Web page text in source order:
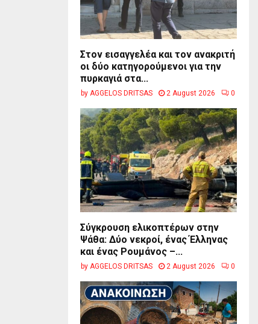
Στον εισαγγελέα και τον ανακριτή
οι δύο κατηγορούμενοι για την
πυρκαγιά στα...
by AGGELOS DRITSAS 2 August 2026 0
Σύγκρουση ελικοπτέρων στην
Ψάθα: Δύο νεκροί, ένας Έλληνας
και ένας Ρουμάνος –...
by AGGELOS DRITSAS 2 August 2026 0